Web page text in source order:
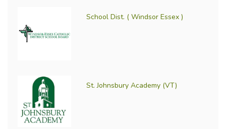
School Dist. ( Windsor Essex )
St. Johnsbury Academy (VT)